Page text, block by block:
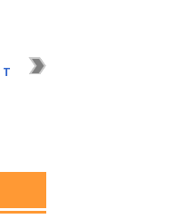
T
影山飛雄シューズ T